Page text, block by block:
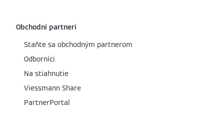
Obchodní partneri
Staňte sa obchodným partnerom
Odborníci
Na stiahnutie
Viessmann Share
PartnerPortal